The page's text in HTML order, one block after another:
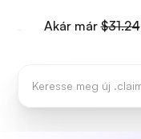
Akár már$31.24